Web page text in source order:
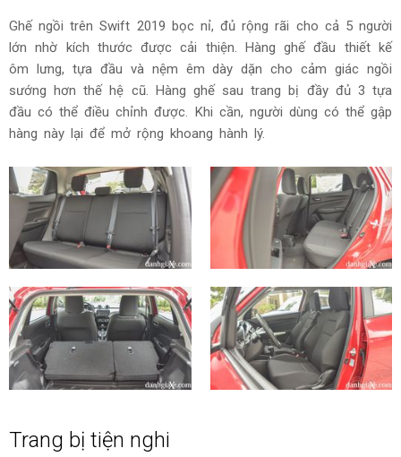
Ghế ngồi trên Swift 2019 bọc nỉ, đủ rộng rãi cho cả 5 người
lớn nhờ kích thước được cải thiện. Hàng ghế đầu thiết kế
ôm lưng, tựa đầu và nệm êm dày dặn cho cảm giác ngồi
sướng hơn thế hệ cũ. Hàng ghế sau trang bị đầy đủ 3 tựa
đầu có thể điều chỉnh được. Khi cần, người dùng có thể gập
hàng này lại để mở rộng khoang hành lý.
Trang bị tiện nghi